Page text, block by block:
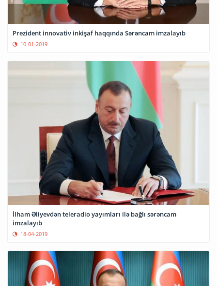
Prezident innovativ inkişaf haqqında Sərəncam imzalayıb
10-01-2019
İlham Əliyevdən teleradio yayımları ilə bağlı sərəncam
imzalayıb
18-04-2019